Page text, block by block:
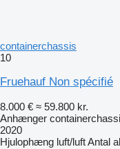
containerchassis
10
Fruehauf Non spécifié
8.000 € ≈ 59.800 kr.
Anhænger
2020
Hjulophæng luft/luftAntal